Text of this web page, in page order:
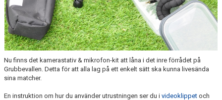
Nu finns det kamerastativ & mikrofon-kit att låna i det inre förrådet på
Grubbevallen. Detta för att alla lag på ett enkelt sätt ska kunna livesända
sina matcher.
En instruktion om hur du använder utrustningen ser du i videoklippet och